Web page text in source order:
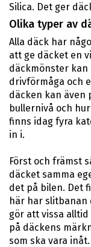
Silica. Det ger
Olika typer av
Alla däck har
att ge däcket en
däckmönster
drivförmåga och
däcken kan även
bullernivå och
finns idag fyra
in i.
Först och främst
däcket samma
det på bilen. Det
här har slitbanan
gör att vissa alltid
på däckens
som ska vara